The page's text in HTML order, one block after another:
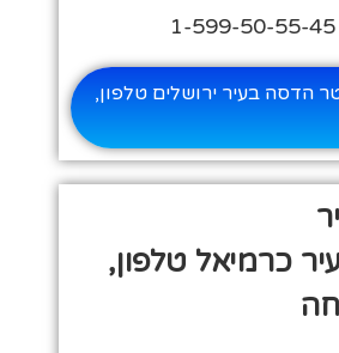
הדסה בעיר ירושלים טלפון,
כרמיאל טלפון,